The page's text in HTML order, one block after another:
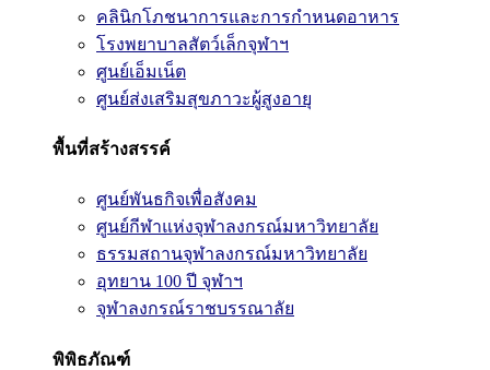
คลินิกโภชนาการและการกำหนดอาหาร
โรงพยาบาลสัตว์เล็กจุฬาฯ
ศูนย์เอ็มเน็ต
ศูนย์ส่งเสริมสุขภาวะผู้สูงอายุ
พื้นที่สร้างสรรค์
ศูนย์พันธกิจเพื่อสังคม
ศูนย์กีฬาแห่งจุฬาลงกรณ์มหาวิทยาลัย
ธรรมสถานจุฬาลงกรณ์มหาวิทยาลัย
อุทยาน 100 ปี จุฬาฯ
จุฬาลงกรณ์ราชบรรณาลัย
พิพิธภัณฑ์